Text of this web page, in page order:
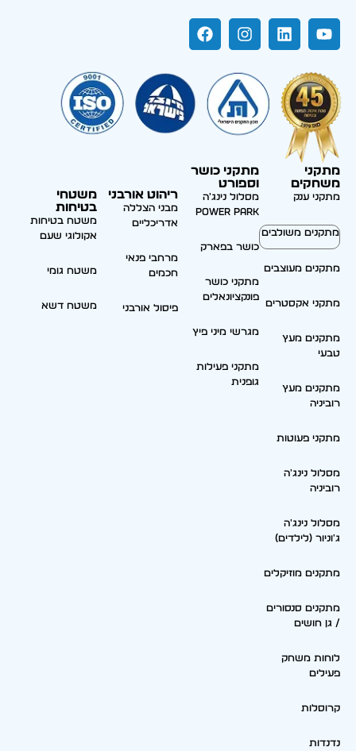
מתקני
משחקים
מתקני ענק
מתקנים משולבים
מתקנים מעוצבים
מתקני אקסטרים
מתקנים מעץ
טבעי
מתקנים מעץ
רוביניה
מתקני פעוטות
מסלול נינג'ה
רוביניה
מסלול נינג'ה
ג'וניור (לילדים)
מתקנים מוזיקלים
מתקנים סנסורים
/ גן חושים
לוחות משחק
פעילים
קרוסלות
נדנדות
מתקני כושר
וספורט
מסלול נינג'ה
Power park
כושר בפארק
מתקני כושר
פונקציונאלים
מגרשי מיני פיץ
מתקני פעילות
גופנית
ריהוט אורבני
מבני הצללה
אדריכליים
מרחבי פנאי
חכמים
פיסול אורבני
משטחי
בטיחות
משטח בטיחות
אקולוגי שעם
משטח גומי
משטח דשא